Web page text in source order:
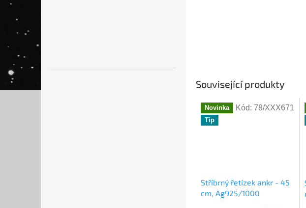
Související produkty
Novinka
Tip
Stříbrný řetízek ankr - 45
cm, Ag925/1000
Kód: 78/XXX671